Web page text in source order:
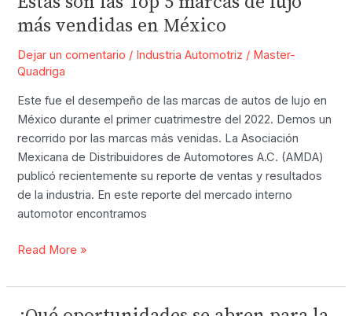
Automóviles
en
México
más vendidas en México
Dejar un comentario / Industria Automotriz / Master-
Quadriga
Este fue el desempeño de las marcas de autos de lujo en
México durante el primer cuatrimestre del 2022. Demos un
recorrido por las marcas más venidas. La Asociación
Mexicana de Distribuidores de Automotores A.C. (AMDA)
publicó recientemente su reporte de ventas y resultados
de la industria. En este reporte del mercado interno
automotor encontramos
Estas
las
Top
Read More »